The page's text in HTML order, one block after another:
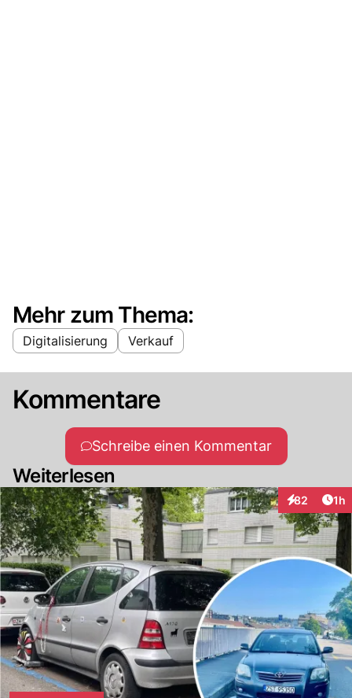
Mehr zum Thema:
Digitalisierung Verkauf
Kommentare
Schreibe einen Kommentar
Weiterlesen
82
Interaktionen
1h